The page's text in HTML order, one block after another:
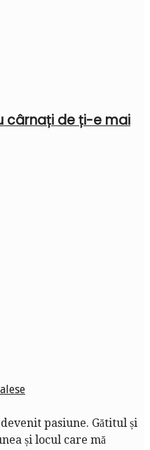
cârnați de ți-e mai
pasiune. Gătitul și
și locul care mă